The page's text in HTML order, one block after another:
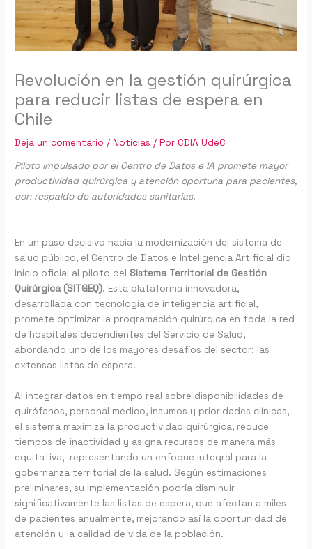
Revolución en la gestión quirúrgica
para reducir listas de espera en
Chile
Deja un comentario /Noticias / PorCDIA UdeC
Piloto impulsado por el Centro de Datos e IA promete mayor
productividad quirúrgica y atención oportuna para pacientes,
con respaldo de autoridades sanitarias.
En un paso decisivo hacia la modernización del sistema de
salud público, el Centro de Datos e Inteligencia Artificial dio
inicio oficial al piloto del Sistema Territorial de Gestión
Quirúrgica (SITGEQ). Esta plataforma innovadora,
desarrollada con tecnología de inteligencia artificial,
promete optimizar la programación quirúrgica en toda la red
de hospitales dependientes del Servicio de Salud,
abordando uno de los mayores desafíos del sector: las
extensas listas de espera.
Al integrar datos en tiempo real sobre disponibilidades de
quirófanos, personal médico, insumos y prioridades clínicas,
el sistema maximiza la productividad quirúrgica, reduce
tiempos de inactividad y asigna recursos de manera más
equitativa, representando un enfoque integral para la
gobernanza territorial de la salud. Según estimaciones
preliminares, su implementación podría disminuir
significativamente las listas de espera, que afectan a miles
de pacientes anualmente, mejorando así la oportunidad de
atención y la calidad de vida de la población.